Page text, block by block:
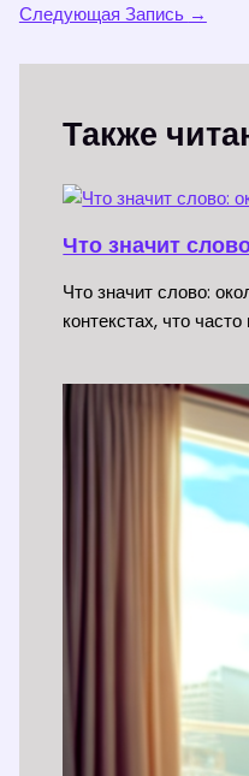
Следующая Запись →
Также
Что значит
Что значит слово:
контекстах, что